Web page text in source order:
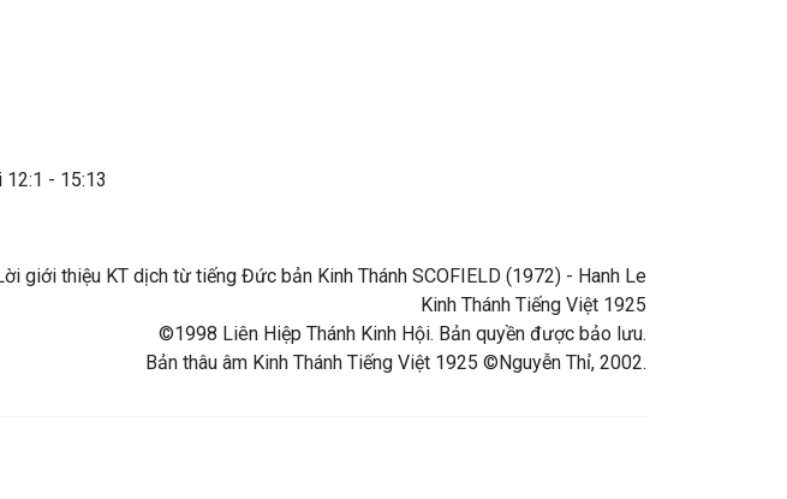
- 15:13
giới thiệu KT dịch từ tiếng Đức bản Kinh Thánh SCOFIELD (1972) - Hanh Le
Kinh Thánh Tiếng Việt 1925
©1998 Liên Hiệp Thánh Kinh Hội. Bản quyền được bảo lưu.
Bản thâu âm Kinh Thánh Tiếng Việt 1925 ©Nguyễn Thỉ, 2002.